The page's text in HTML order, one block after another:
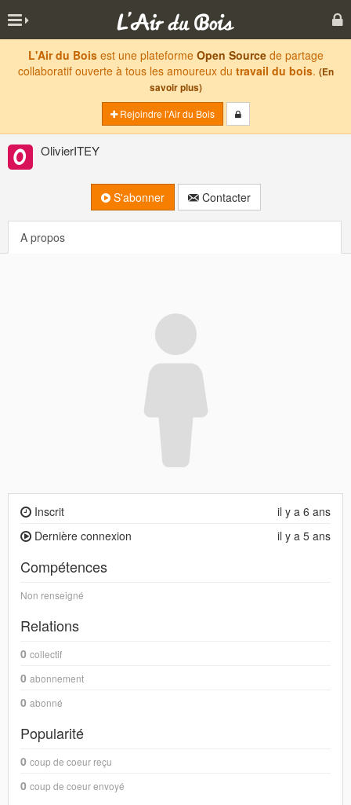
L'Air du Boisest une plateforme Open Sourcede partage
collaboratif ouverte à tous les amoureux du travail du bois. (En
savoir plus)
Rejoindre l'Air du Bois
OlivierITEY
S'abonner Contacter
A propos
il y a 6 ans
Inscrit
il y a 5 ans
Dernière connexion
Compétences
Non renseigné
Relations
0 collectif
0 abonnement
0 abonné
Popularité
0 coup de coeur reçu
0 coup de coeur envoyé